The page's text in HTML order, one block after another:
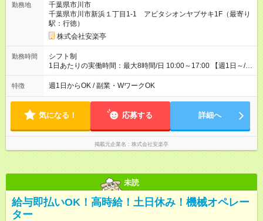
時給1160円 ※高校生時給1160円 ※最大12ヶ月の間で、合計30
時間の試用期間（研修期間）があります。
勤務地
千葉県市川市
千葉県市川市新浜１丁目1-1 アビタシオンヤブサキ1F（最寄り
駅：行徳）
株式会社安楽亭
勤務時間
シフト制
1日あたりの実働時間：最大8時間/日 10:00～17:00 【週1日～/1
日3時間～OK！】 ＊レギュラー勤務ももちろん大歓迎！ 「子ど
ものお迎えまでの時間」 「ランチタイムだけ」 など、家庭の予
談可能◎
特徴 週1日からOK / 副業・WワークOK
気になる！ 応募する 詳細へ
掲載元企業名 株式会社安楽亭
未読
給与即払いOK！高時給！土日休み！機械オペレー
ター